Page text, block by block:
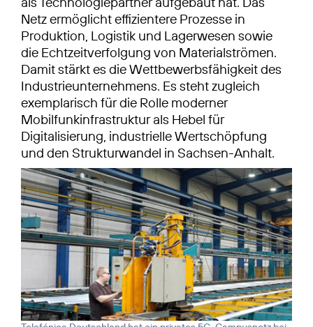
Netz ermöglicht effizientere Prozesse in
Produktion, Logistik und Lagerwesen sowie
die Echtzeitverfolgung von Materialströmen.
Damit stärkt es die Wettbewerbsfähigkeit des
Industrieunternehmens. Es steht zugleich
exemplarisch für die Rolle moderner
Mobilfunkinfrastruktur als Hebel für
Digitalisierung, industrielle Wertschöpfung
und den Strukturwandel in Sachsen-Anhalt.